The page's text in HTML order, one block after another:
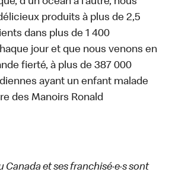
produits à plus de 2,5
dans plus de 1 400
jour et que nous venons en
fierté, à plus de 387 000
ayant un enfant malade
des Manoirs Ronald
Canada et ses franchisé·e·s sont